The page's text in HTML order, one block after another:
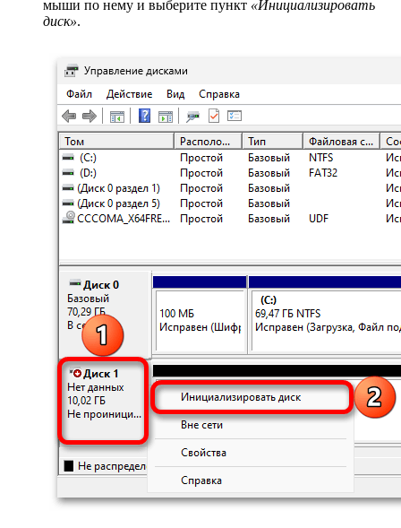
мыши по нему и выберите пункт «Инициализировать
диск».